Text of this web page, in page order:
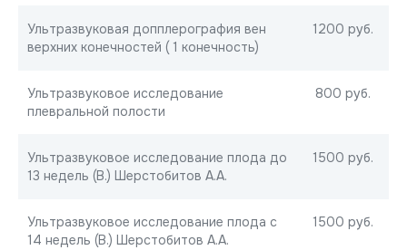
Ультразвуковая допплерография вен
верхних конечностей ( 1 конечность)
1200 руб.
Ультразвуковое исследование
плевральной полости
800 руб.
Ультразвуковое исследование плода до
13 недель (В.) Шерстобитов А.А.
1500 руб.
Ультразвуковое исследование плода с
14 недель (В.) Шерстобитов А.А.
1500 руб.